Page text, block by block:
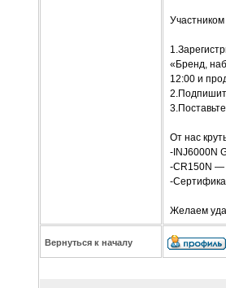
«Бренд,
12:00 и
От нас
-INJ6000N
-CR150N —
-
Желаем
Вернуться к началу